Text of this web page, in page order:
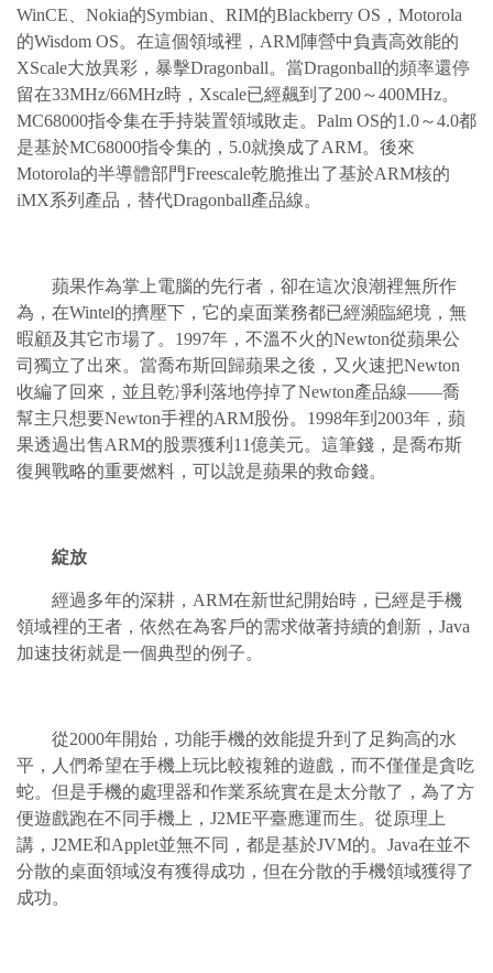
WinCE、Nokia的Symbian、RIM的Blackberry OS，Motorola
的Wisdom OS。在這個領域裡，ARM陣營中負責高效能的
XScale大放異彩，暴擊Dragonball。當Dragonball的頻率還停
留在33MHz/66MHz時，Xscale已經飆到了200～400MHz。
MC68000指令集在手持裝置領域敗走。Palm OS的1.0～4.0都
是基於MC68000指令集的，5.0就換成了ARM。後來
Motorola的半導體部門Freescale乾脆推出了基於ARM核的
iMX系列產品，替代Dragonball產品線。
蘋果作為掌上電腦的先行者，卻在這次浪潮裡無所作
為，在Wintel的擠壓下，它的桌面業務都已經瀕臨絕境，無
暇顧及其它市場了。1997年，不溫不火的Newton從蘋果公
司獨立了出來。當喬布斯回歸蘋果之後，又火速把Newton
收編了回來，並且乾凈利落地停掉了Newton產品線——喬
幫主只想要Newton手裡的ARM股份。1998年到2003年，蘋
果透過出售ARM的股票獲利11億美元。這筆錢，是喬布斯
復興戰略的重要燃料，可以說是蘋果的救命錢。
綻放
經過多年的深耕，ARM在新世紀開始時，已經是手機
領域裡的王者，依然在為客戶的需求做著持續的創新，Java
加速技術就是一個典型的例子。
從2000年開始，功能手機的效能提升到了足夠高的水
平，人們希望在手機上玩比較複雜的遊戲，而不僅僅是貪吃
蛇。但是手機的處理器和作業系統實在是太分散了，為了方
便遊戲跑在不同手機上，J2ME平臺應運而生。從原理上
講，J2ME和Applet並無不同，都是基於JVM的。Java在並不
分散的桌面領域沒有獲得成功，但在分散的手機領域獲得了
成功。